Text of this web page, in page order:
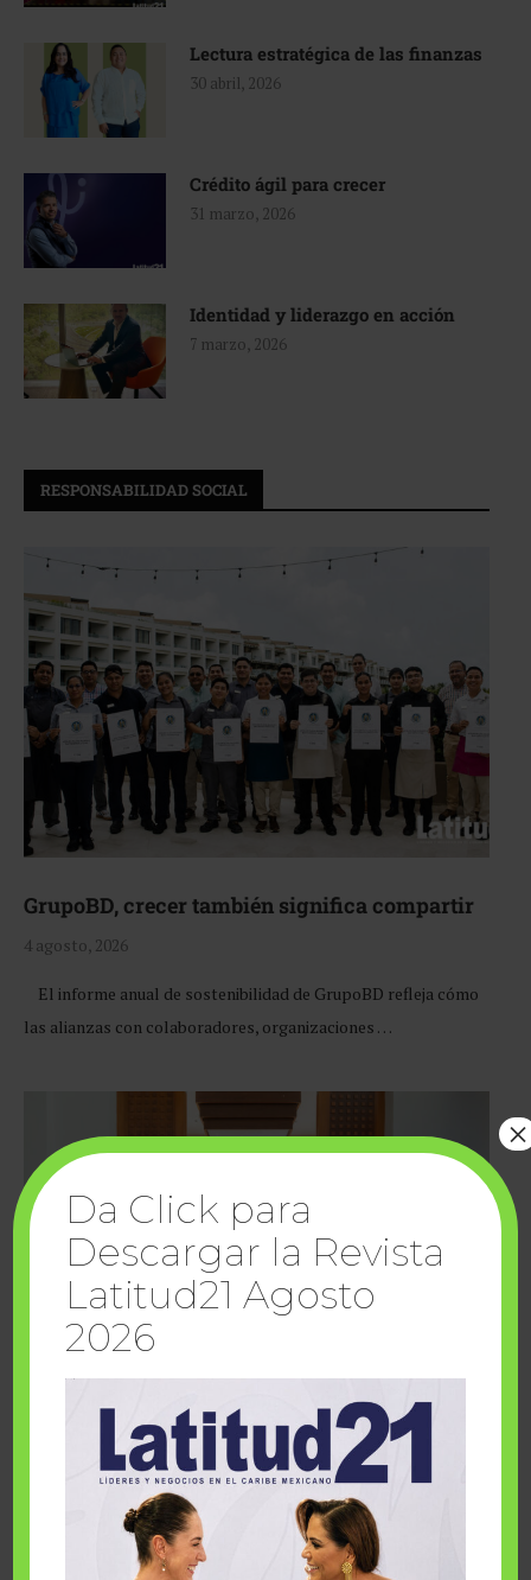
Lectura estratégica de las finanzas
30 abril, 2026
Crédito ágil para crecer
31 marzo, 2026
Identidad y liderazgo en acción
7 marzo, 2026
RESPONSABILIDAD SOCIAL
GrupoBD, crecer también significa compartir
4 agosto, 2026
El informe anual de sostenibilidad de GrupoBD refleja cómo
las alianzas con colaboradores, organizaciones …
Cuando la solidaridad inspira; cumplen
sueños Fairmont Mayakoba y Make-A-Wish
Da Click para
Descargar la Revista
Latitud21 Agosto
2026
×